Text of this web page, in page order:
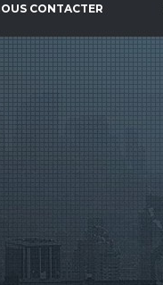
CONTACTER